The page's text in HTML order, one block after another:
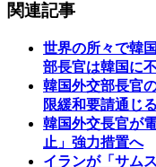
関連記事
世界の所々で韓
部長官は韓国に
韓国外交部長官
限緩和要請通じ
韓国外交長官が
止」強力措置へ
イランが「サム